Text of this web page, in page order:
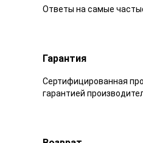
Ответы на самые
Гарантия
Сертифицированная
гарантией